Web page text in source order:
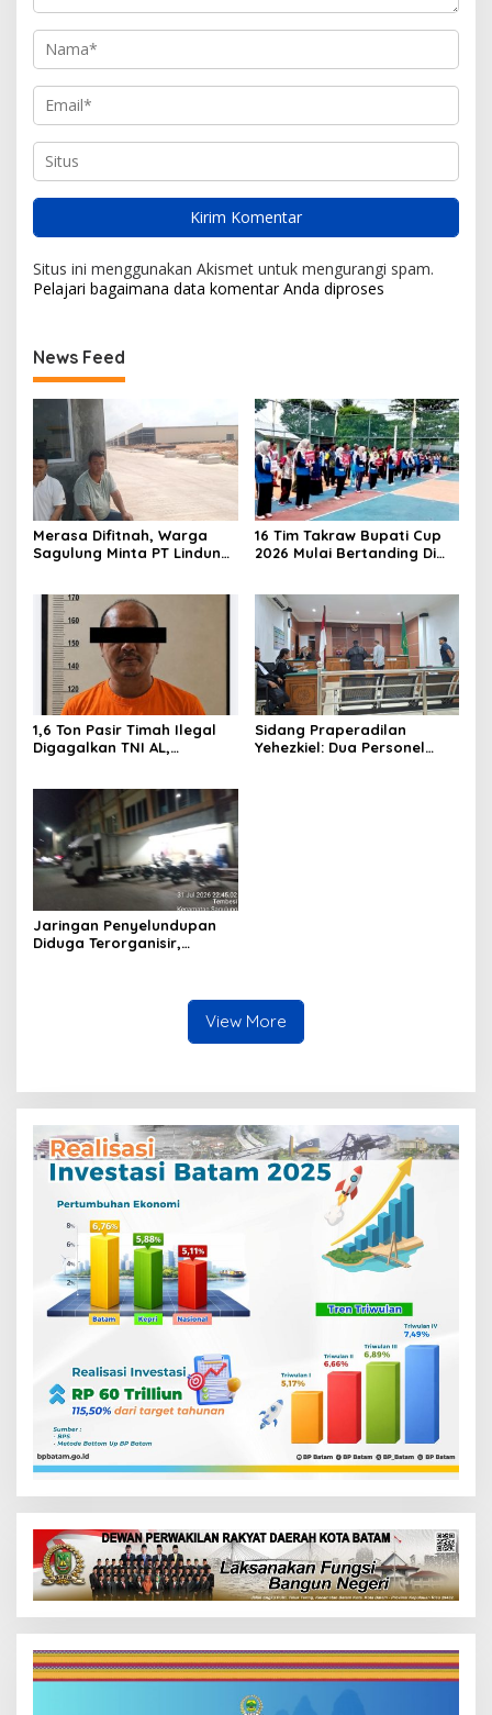
Situs ini menggunakan Akismet untuk mengurangi spam.
Pelajari bagaimana data komentar Anda diproses
News Feed
Merasa Difitnah, Warga
Sagulung Minta PT Lindung
Masyarakat
16 Tim Takraw Bupati Cup
2026 Mulai Bertanding Di
1,6 Ton Pasir Timah Ilegal
Digagalkan TNI AL,
Tersangka
Sidang Praperadilan
Yehezkiel: Dua Personel
Jaringan Penyelundupan
Diduga Terorganisir,
View More